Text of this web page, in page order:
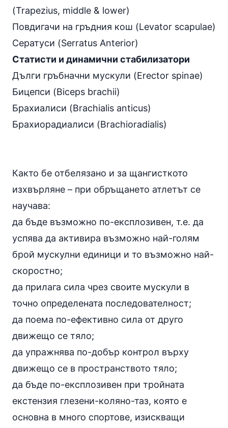
(Trapezius, middle & lower)
Повдигачи на гръдния кош (Levator scapulae)
Сератуси (Serratus Anterior)
Статисти и динамични стабилизатори
Дълги гръбначни мускули (Erector spinae)
Бицепси (Biceps brachii)
Брахиалиси (Brachialis anticus)
Брахиорадиалиси (Brachioradialis)
Както бе отбелязано и за щангисткото
изхвърляне – при обръщането атлетът се
научава:
да бъде възможно по-експлозивен, т.е. да
успява да активира възможно най-голям
брой мускулни единици и то възможно най-
скоростно;
да прилага сила чрез своите мускули в
точно определената последователност;
да поема по-ефективно сила от друго
движещо се тяло;
да упражнява по-добър контрол върху
движещо се в пространството тяло;
да бъде по-експлозивен при тройната
екстензия глезени-коляно-таз, която е
основна в много спортове, изискващи